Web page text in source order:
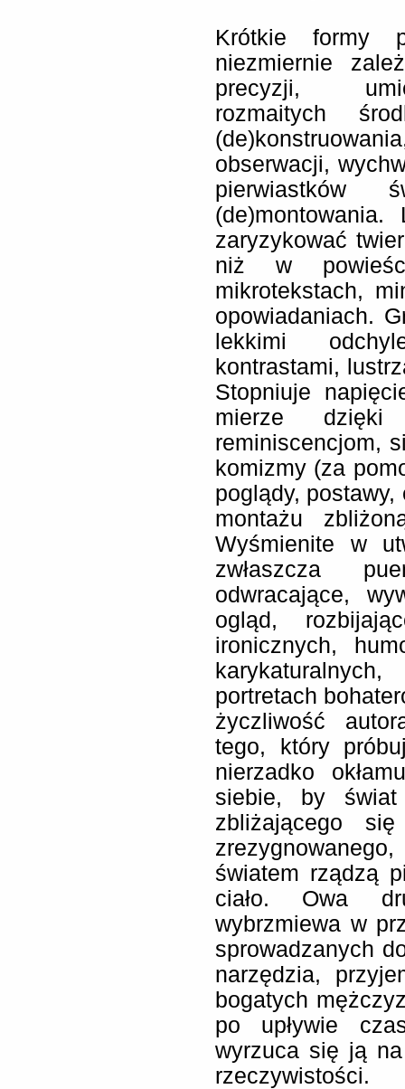
Krótkie formy
niezmiernie
precyzji,
rozmaitych
obserwacji,
zaryzykować
niż w
mikrotekstach,
opowiadaniach.
lekkimi
kontrastami,
Stopniuje
mierze dzięki
reminiscencjom,
komizmy (za
poglądy,
montażu
Wyśmienite w
zwłaszcza
odwracające,
ogląd,
ironicznych,
portretach
życzliwość
tego, który
nierzadko
siebie, by
zbliżającego
światem rządzą
ciało. Owa
wybrzmiewa w
sprowadzanych
narzędzia,
bogatych
po upływie
wyrzuca się ją
rzeczywistości.